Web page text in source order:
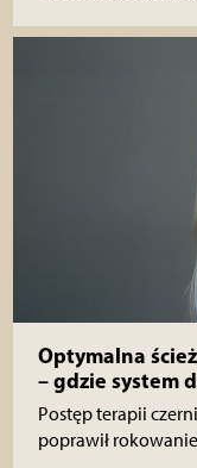
Optymalna
– gdzie system
Postęp terapii
poprawił